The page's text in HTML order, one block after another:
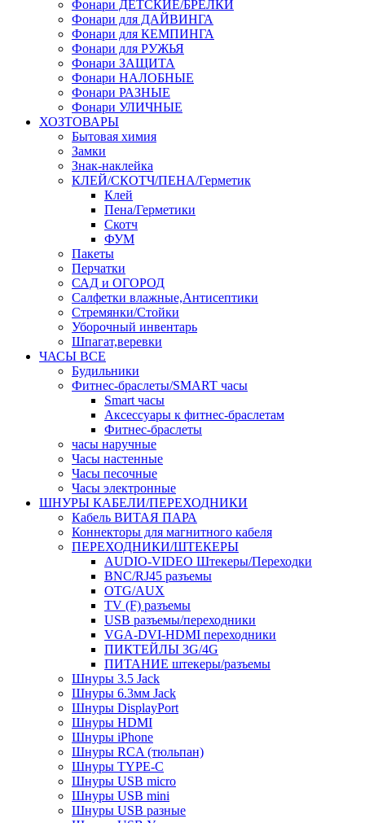
Фонари ДЕТСКИЕ/БРЕЛКИ
Фонари для ДАЙВИНГА
Фонари для КЕМПИНГА
Фонари для РУЖЬЯ
Фонари ЗАЩИТА
Фонари НАЛОБНЫЕ
Фонари РАЗНЫЕ
Фонари УЛИЧНЫЕ
ХОЗТОВАРЫ
Бытовая химия
Замки
Знак-наклейка
КЛЕЙ/СКОТЧ/ПЕНА/Герметик
Клей
Пена/Герметики
Скотч
ФУМ
Пакеты
Перчатки
САД и ОГОРОД
Салфетки влажные,Антисептики
Стремянки/Стойки
Уборочный инвентарь
Шпагат,веревки
ЧАСЫ ВСЕ
Будильники
Фитнес-браслеты/SMART часы
Smart часы
Аксессуары к фитнес-браслетам
Фитнес-браслеты
часы наручные
Часы настенные
Часы песочные
Часы электронные
ШНУРЫ КАБЕЛИ/ПЕРЕХОДНИКИ
Кабель ВИТАЯ ПАРА
Коннекторы для магнитного кабеля
ПЕРЕХОДНИКИ/ШТЕКЕРЫ
AUDIO-VIDEO Штекеры/Переходки
BNC/RJ45 разъемы
OTG/AUX
TV (F) разъемы
USB разъемы/переходники
VGA-DVI-HDMI переходники
ПИКТЕЙЛЫ 3G/4G
ПИТАНИЕ штекеры/разъемы
Шнуры 3.5 Jack
Шнуры 6.3мм Jack
Шнуры DisplayPort
Шнуры HDMI
Шнуры iPhone
Шнуры RCA (тюльпан)
Шнуры TYPE-C
Шнуры USB micro
Шнуры USB mini
Шнуры USB разные